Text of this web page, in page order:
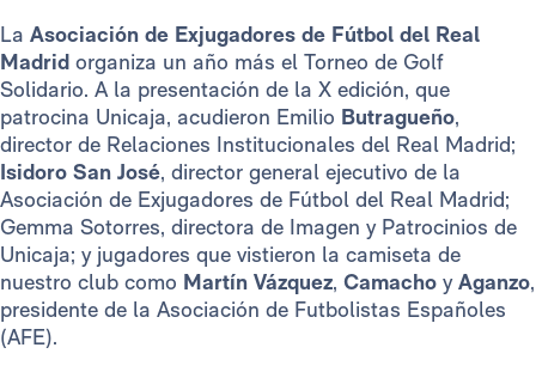
La Asociación de Exjugadores de Fútbol del Real
Madrid organiza un año más el Torneo de Golf
Solidario. A la presentación de la X edición, que
patrocina Unicaja, acudieron Emilio Butragueño,
director de Relaciones Institucionales del Real Madrid;
Isidoro San José, director general ejecutivo de la
Asociación de Exjugadores de Fútbol del Real Madrid;
Gemma Sotorres, directora de Imagen y Patrocinios de
Unicaja; y jugadores que vistieron la camiseta de
nuestro club como Martín Vázquez, Camacho yAganzo,
presidente de la Asociación de Futbolistas Españoles
(AFE).